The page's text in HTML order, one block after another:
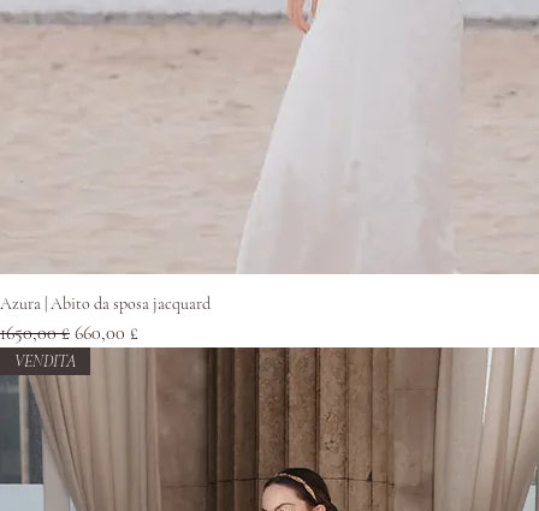
Azura | Abito da sposa jacquard
Prezzo regolare
1650,00 £ Prezzo scontato
660,00 £
VENDITA